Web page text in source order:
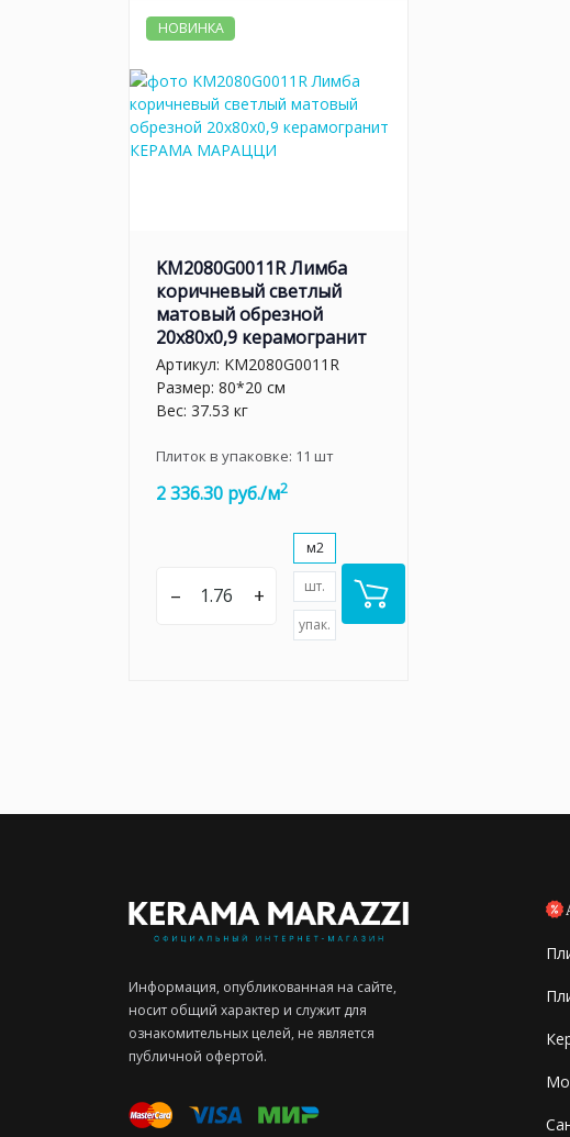
НОВИНКА
KM2080G0011R Лимба
коричневый светлый
матовый обрезной
20x80x0,9 керамогранит
Артикул: KM2080G0011R
Размер: 80*20 см
Вес: 37.53 кг
Плиток в упаковке: 11 шт
2 336.30 руб./м2
– +
м2
шт.
упак.
Информация, опубликованная на сайте,
носит общий характер и служит для
ознакомительных целей, не является
публичной офертой.